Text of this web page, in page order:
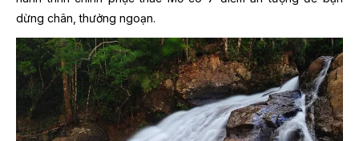
dừng chân, thưởng ngoạn.